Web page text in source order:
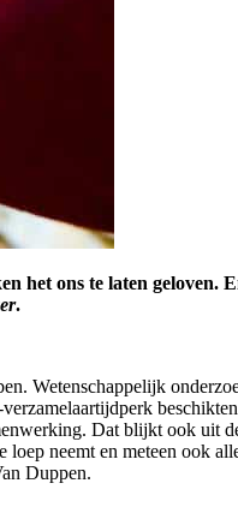
het ons te laten geloven.
.
Wetenschappelijk
Dat blijkt ook uit
loep neemt en meteen ook
Duppen.